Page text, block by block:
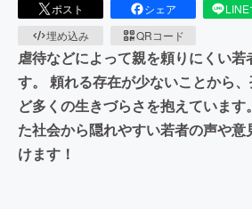
ポスト シェア
埋め込み
QRコード
虐待などによって親を頼りにくい若
す。 頼れる存在が少ないことから
ど多くの生きづらさを抱えていま
た社会から隠れやすい若者の声や
けます！